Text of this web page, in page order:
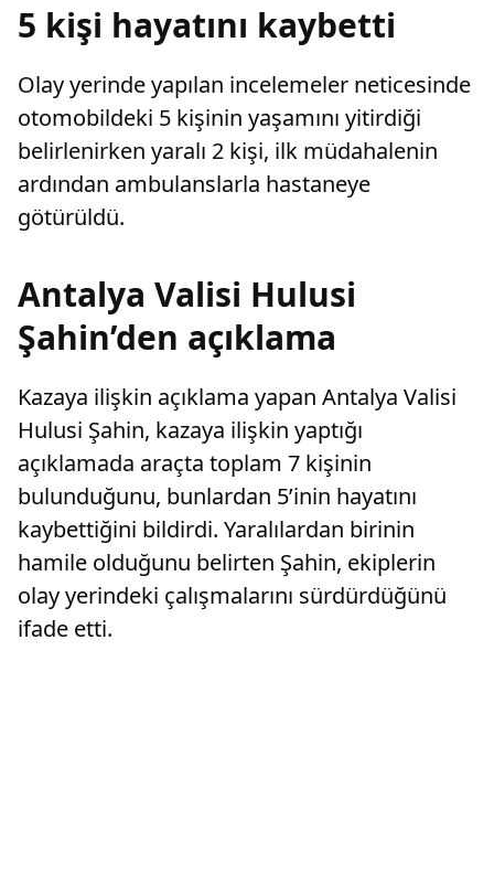
5 kişi hayatını kaybetti
Olay yerinde yapılan incelemeler neticesinde
otomobildeki 5 kişinin yaşamını yitirdiği
belirlenirken yaralı 2 kişi, ilk müdahalenin
ardından ambulanslarla hastaneye
götürüldü.
Antalya Valisi Hulusi
Şahin’den açıklama
Kazaya ilişkin açıklama yapan Antalya Valisi
Hulusi Şahin, kazaya ilişkin yaptığı
açıklamada araçta toplam 7 kişinin
bulunduğunu, bunlardan 5’inin hayatını
kaybettiğini bildirdi. Yaralılardan birinin
hamile olduğunu belirten Şahin, ekiplerin
olay yerindeki çalışmalarını sürdürdüğünü
ifade etti.